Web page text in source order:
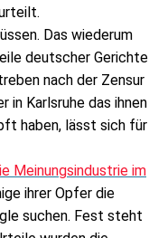
Das wiederum
deutscher Gerichte
nach der Zensur
in Karlsruhe das ihnen
haben, lässt sich für
Meinungsindustrie im
ihrer Opfer die
suchen. Fest steht